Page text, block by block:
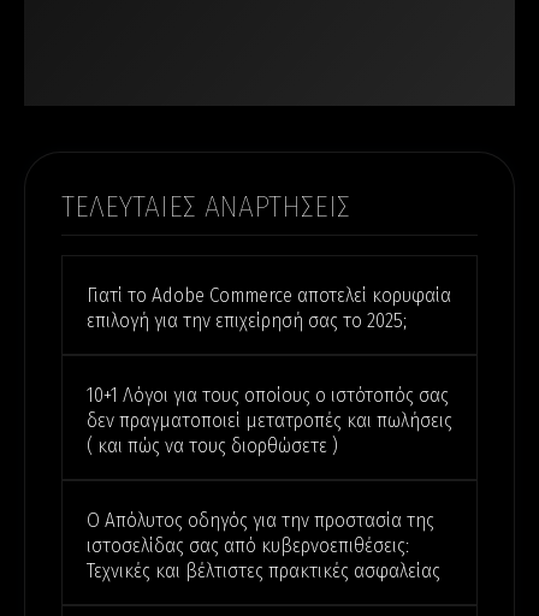
ΤΕΛΕΥΤΑΙΕΣ ΑΝΑΡΤΗΣΕΙΣ
Γιατί το Adobe Commerce αποτελεί κορυφαία
επιλογή για την επιχείρησή σας το 2025;
10+1 Λόγοι για τους οποίους ο ιστότοπός σας
δεν πραγματοποιεί μετατροπές και πωλήσεις
( και πώς να τους διορθώσετε )
Ο Απόλυτος οδηγός για την προστασία της
ιστοσελίδας σας από κυβερνοεπιθέσεις:
Τεχνικές και βέλτιστες πρακτικές ασφαλείας